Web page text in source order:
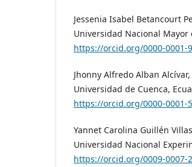
Jessenia Isabel Betancourt
Universidad Nacional Mayor
https://orcid.org/0000-0001-
Jhonny Alfredo Alban Alcívar,
Universidad de Cuenca,
https://orcid.org/0000-0001-
Yannet Carolina Guillén
Universidad Nacional
https://orcid.org/0009-0007-